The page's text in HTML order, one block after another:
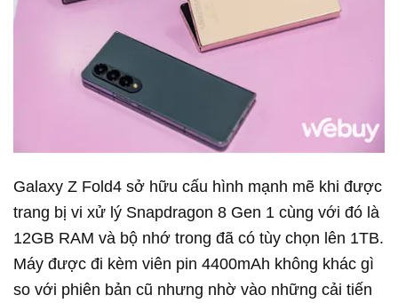
Galaxy Z Fold4 sở hữu cấu hình mạnh mẽ khi được
trang bị vi xử lý Snapdragon 8 Gen 1 cùng với đó là
12GB RAM và bộ nhớ trong đã có tùy chọn lên 1TB.
Máy được đi kèm viên pin 4400mAh không khác gì
so với phiên bản cũ nhưng nhờ vào những cải tiến